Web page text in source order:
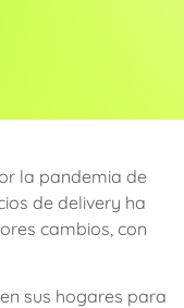
la pandemia de
de delivery ha
cambios, con
sus hogares para